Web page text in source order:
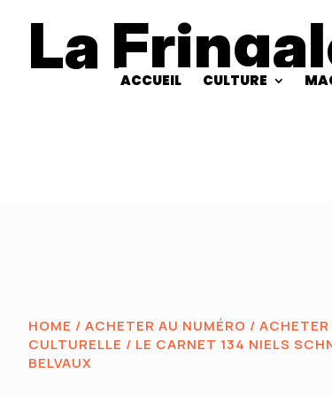
La ACCUEIL CULTURE
HOME / ACHETER AU NUMÉRO / ACHETER
CULTURELLE / LE CARNET 134 NIELS
BELVAUX